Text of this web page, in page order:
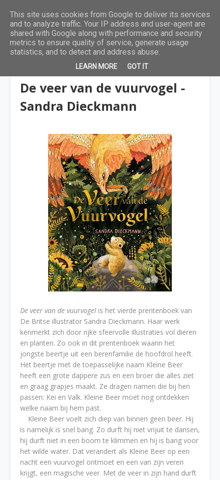
De veer van de vuurvogel -
Sandra Dieckmann
De veer van de vuurvogel is het vierde prentenboek van
De Britse illustrator Sandra Dieckmann. Haar werk
kenmerkt zich door rijke sfeervolle illustraties vol dieren
en planten. Zo ook in dit prentenboek waarin het
jongste beertje uit een berenfamilie de hoofdrol heeft.
Het beertje met de toepasselijke naam Kleine Beer
heeft een grote dappere zus en een broer die alles ziet
en graag grapjes maakt. Ze dragen namen die bij hen
passen: Kei en Valk. Kleine Beer moet nog ontdekken
welke naam bij hem past.
Kleine Beer voelt zich diep van binnen geen beer. Hij
is namelijk is snel bang. Zo durft hij niet vrijuit te dansen,
hij durft niet in een boom te klimmen en hij is bang voor
het wilde water. Dat verandert als Kleine Beer op een
nacht een vuurvogel ontmoet en een van zijn veren
krijgt, een magische veer. Met de veer in zijn hand durft
This site uses cookies from Google to deliver its services
and to analyze traffic. Your IP address and user-agent are
shared with Google along with performance and security
metrics to ensure quality of service, generate usage
statistics, and to detect and address abuse.
LEARN MORE GOT IT